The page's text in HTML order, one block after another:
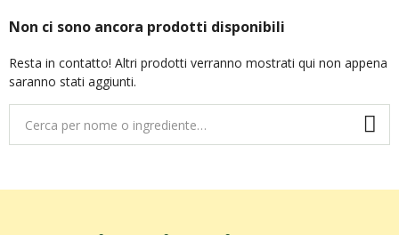
Non ci sono ancora prodotti disponibili
Resta in contatto! Altri prodotti verranno mostrati qui non appena
saranno stati aggiunti.